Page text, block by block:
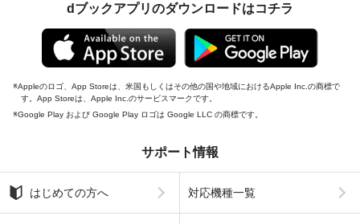
dブックアプリのダウンロードはコチラ
Appleのロゴ、App Storeは、米国もしくはその他の国や地域におけるApple Inc.の商標で
す。App Storeは、Apple Inc.のサービスマークです。
Google Play および Google Play ロゴは Google LLC の商標です。
サポート情報
はじめての方へ 対応機種一覧